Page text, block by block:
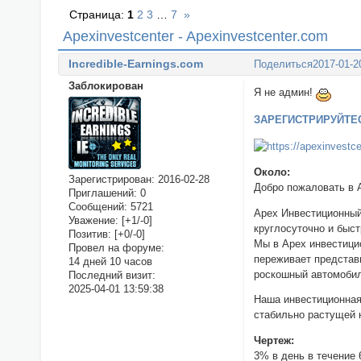
Apexinvestcenter - Apexinvestcenter.com
Страница: 1 2 3 7 »
Поделиться2017-01-
Incredible-Earnings.com
Заблокирован
Зарегистрирован: 2016-02-28
Приглашений: 0
Сообщений: 5721
Уважение: [+1/-0]
Позитив: [+0/-0]
Провел на форуме:
14 дней 10 часов
Последний визит:
2025-04-01 13:59:38
Я не админ!
Около:
Добро пожаловать в
Apex
круглосуточно и
Мы в Apex
переживает
роскошный
Наша
стабильно растущей
Чертеж:
3% в день в